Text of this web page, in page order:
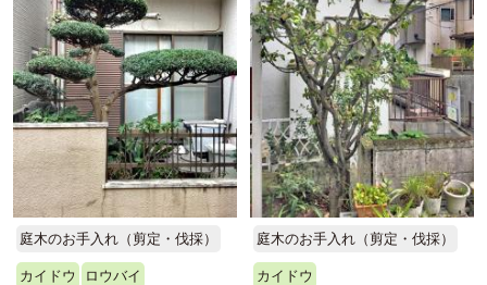
庭木のお手入れ（剪定・伐採）
カイドウ ロウバイ
庭木のお手入れ（剪定・伐採）
カイドウ